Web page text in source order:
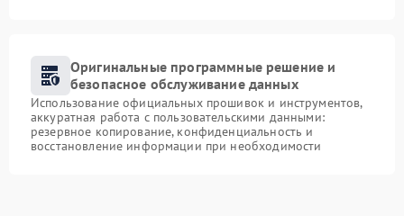
Оригинальные программные решение и
безопасное обслуживание данных
Использование официальных прошивок и инструментов,
аккуратная работа с пользовательскими данными:
резервное копирование, конфиденциальность и
восстановление информации при необходимости